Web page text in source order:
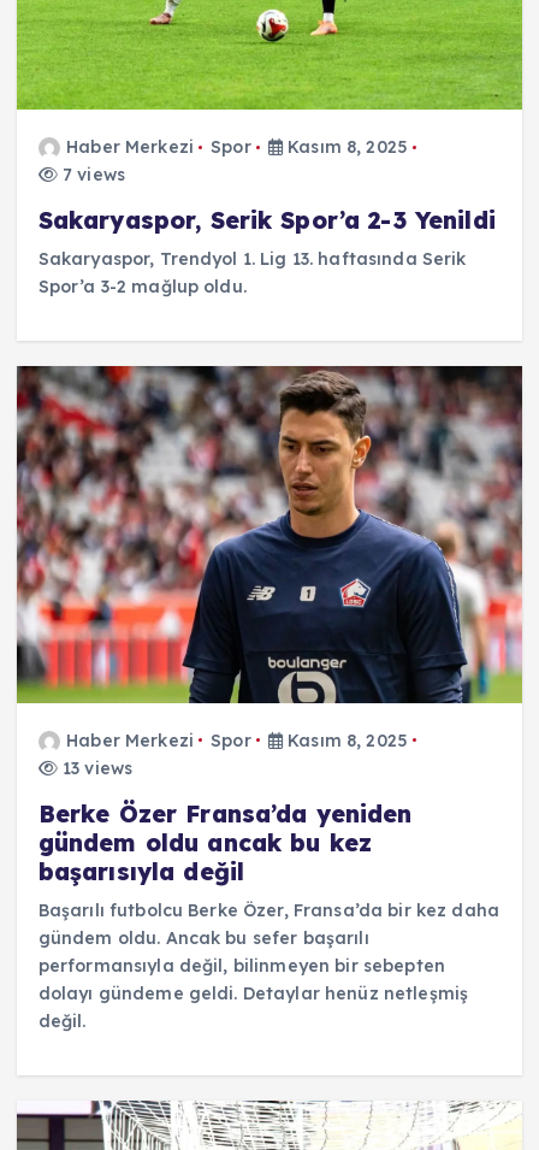
Haber Merkezi Spor
Kasım 8, 2025
7 views
Sakaryaspor, Serik Spor’a 2-3 Yenildi
Sakaryaspor, Trendyol 1. Lig 13. haftasında Serik
Spor’a 3-2 mağlup oldu.
Haber Merkezi Spor
Kasım 8, 2025
13 views
Berke Özer Fransa’da yeniden
gündem oldu ancak bu kez
başarısıyla değil
Başarılı futbolcu Berke Özer, Fransa’da bir kez daha
gündem oldu. Ancak bu sefer başarılı
performansıyla değil, bilinmeyen bir sebepten
dolayı gündeme geldi. Detaylar henüz netleşmiş
değil.